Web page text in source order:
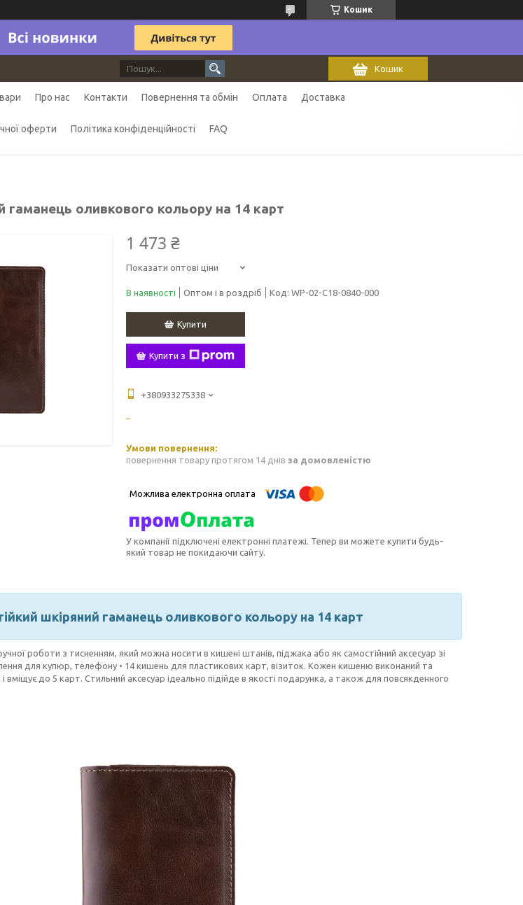
Кошик
Кошик
Про нас Контакти Повернення та обмін Оплата Доставка
оферти Політика конфіденційності FAQ
гаманець оливкового кольору на 14 карт
1 473 ₴
Показати оптові ціни
В наявності Оптом і в роздріб Код: WP-02-C18-0840-000
Купити
Купити з
+380933275338
повернення товару протягом 14 днів за домовленістю
У компанії підключені електронні платежі. Тепер ви можете купити будь-
який товар не покидаючи сайту.
шкіряний гаманець оливкового кольору на 14 карт
роботи з тисненням, який можна носити в кишені штанів, піджака або як самостійний аксесуар зі
для купюр, телефону • 14 кишень для пластикових карт, візиток. Кожен кишеню виконаний та
до 5 карт. Стильний аксесуар ідеально підійде в якості подарунка, а також для повсякденного